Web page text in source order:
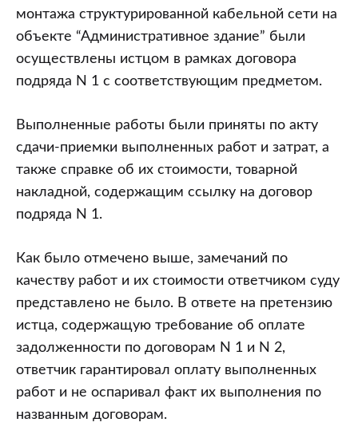
монтажа структурированной кабельной сети на
объекте “Административное здание” были
осуществлены истцом в рамках договора
подряда N 1 с соответствующим предметом.
Выполненные работы были приняты по акту
сдачи-приемки выполненных работ и затрат, а
также справке об их стоимости, товарной
накладной, содержащим ссылку на договор
подряда N 1.
Как было отмечено выше, замечаний по
качеству работ и их стоимости ответчиком суду
представлено не было. В ответе на претензию
истца, содержащую требование об оплате
задолженности по договорам N 1 и N 2,
ответчик гарантировал оплату выполненных
работ и не оспаривал факт их выполнения по
названным договорам.